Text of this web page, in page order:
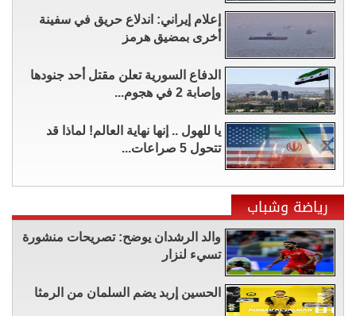
إعلام إيراني: اندلاع حريق في سفينة
أخرى بمضيق هرمز
الدفاع السورية تعلن مقتل أحد جنودها
وإصابة 2 في هجوم...
يا للهول .. إنها نهاية العالم! لماذا قد
تتحول 5 صراعات...
رياضة وشباب
والد الرشدان يوضح: تصريحات منشورة
تسيء لنزار
الحسين إربد يضم السلمان من الرمثا